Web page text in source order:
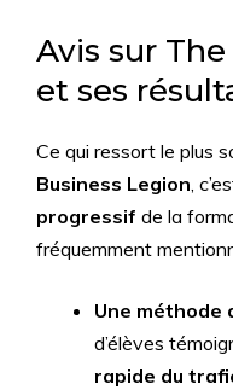
Avis sur
et ses
Ce qui ressort le plus
Business Legion,
progressif de la
fréquemment
Une méthode
d’élèves
rapide du